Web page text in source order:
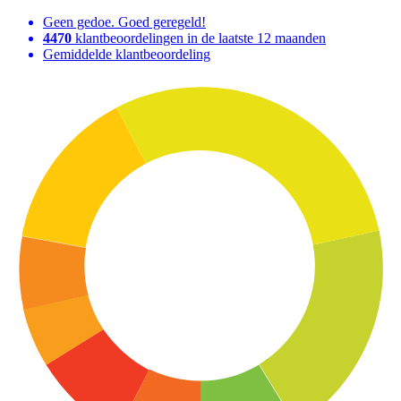
Geen gedoe. Goed geregeld!
4470 klantbeoordelingen in de laatste 12 maanden
Gemiddelde klantbeoordeling